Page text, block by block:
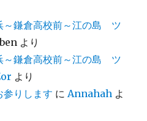
～鎌倉高校前～江の島 ツ
より
～鎌倉高校前～江の島 ツ
より
参りします にAnnahah よ